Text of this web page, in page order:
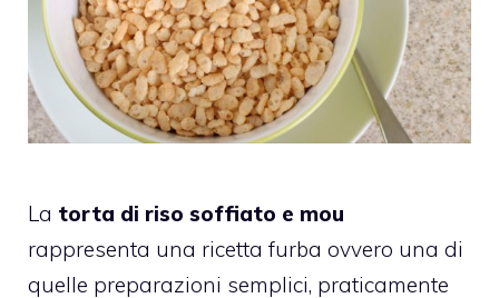
La torta di riso soffiato e mou
rappresenta una ricetta furba ovvero una di
quelle preparazioni semplici, praticamente